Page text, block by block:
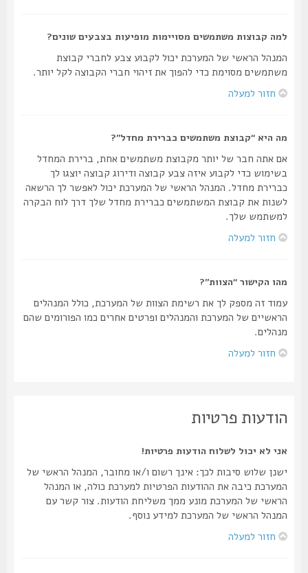
למה קבוצות משתמשים מסויימות מופיעות בצבעים שונים?
המנהל הראשי של המערכת יכול לקבוע צבע לחברי קבוצת
משתמשים מסוימת כדי להפוך את זיהוי חברי הקבוצה לקל יותר.
חזור למעלה
מה היא “קבוצת משתמשים כברירת מחדל”?
אם אתה חבר של יותר מקבוצת משתמשים אחת, ברירת המחדל
בשימוש כדי לקבוע איזה צבע קבוצה ודירוג קבוצה יוצגו לך
כברירת מחדל. המנהל הראשי של המערכת יכול לאפשר לך הרשאה
לשנות את קבוצת המשתמשים כברירת מחדל שלך דרך לוח הבקרה
למשתמש שלך.
חזור למעלה
מהו הקישור “הצוות”?
עמוד זה מספק לך את רשימת הצוות של המערכת, כולל המנהלים
הראשיים של המערכת והמנהלים ופרטים אחרים כמו הפורומים שהם
מנהלים.
חזור למעלה
הודעות פרטיות
אני לא יכול לשלוח הודעות פרטיות!
ישנן שלוש סיבות לכך: אינך רשום ו/או מחובר, המנהל הראשי של
המערכת כיבה את ההודעות הפרטיות למערכת כולה, או המנהל
הראשי של המערכת מונע ממך משליחת הודעות. צור קשר עם
המנהל הראשי של המערכת למידע נוסף.
חזור למעלה